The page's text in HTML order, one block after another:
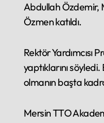
Abdullah Özdemir,
Özmen katıldı.
Rektör Yardımcısı
yaptıklarını
olmanın başta
Mersin TTO